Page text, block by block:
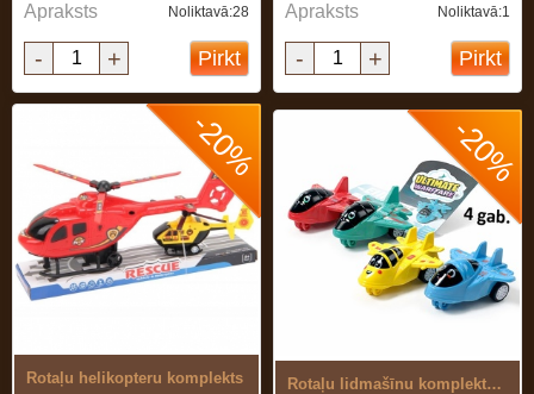
Apraksts Noliktavā:28
- + Pirkt
Apraksts Noliktavā:1
- + Pirkt
-20%
Rotaļu helikopteru komplekts
-20%
Rotaļu lidmašīnu komplekts 4 gab.